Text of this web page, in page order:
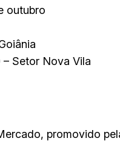
outubro
– Setor Nova Vila
promovido